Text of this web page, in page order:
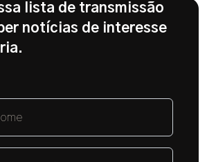
lista de transmissão
notícias de interesse